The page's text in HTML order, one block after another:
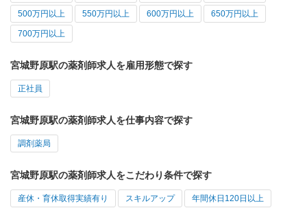
500万円以上 550万円以上 600万円以上 650万円以上
700万円以上
宮城野原駅の薬剤師求人を雇用形態で探す
正社員
宮城野原駅の薬剤師求人を仕事内容で探す
調剤薬局
宮城野原駅の薬剤師求人をこだわり条件で探す
産休・育休取得実績有り スキルアップ 年間休日120日以上